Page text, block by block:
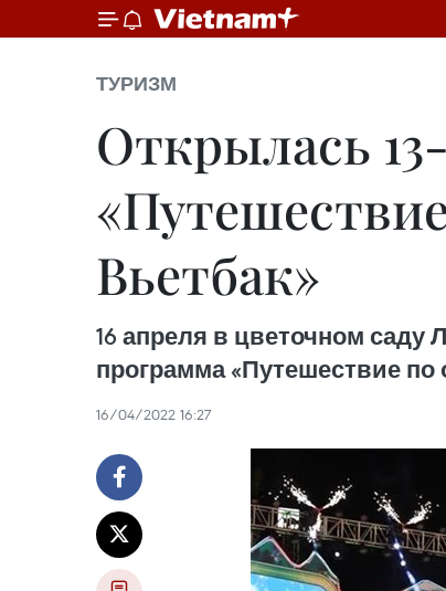
ТУРИЗМ
Открылась
Вьетбак»
16 апреля в цветочном саду
программа «Путешествие
16/04/2022 16:27